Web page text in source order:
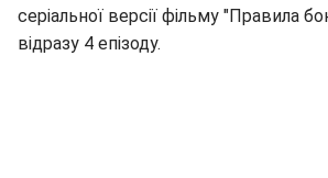
серіальної версії фільму "Правила
відразу 4 епізоду.